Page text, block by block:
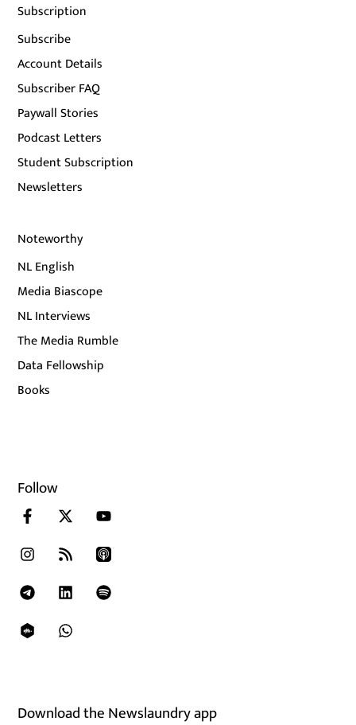
Subscription
Subscribe
Account Details
Subscriber FAQ
Paywall Stories
Podcast Letters
Student Subscription
Newsletters
Noteworthy
NL English
Media Biascope
NL Interviews
The Media Rumble
Data Fellowship
Books
Follow
Download the Newslaundry app